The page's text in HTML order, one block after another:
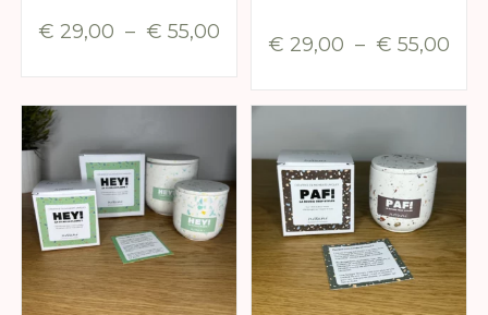
€ 29,00 – € 55,00
€ 29,00 – € 55,00